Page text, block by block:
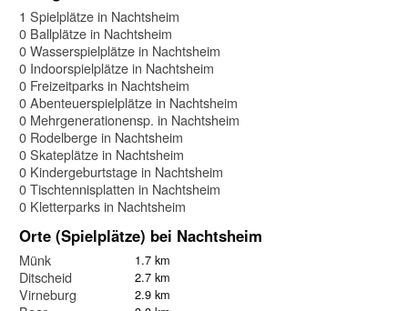
1 Spielplätze in Nachtsheim
0 Ballplätze in Nachtsheim
0 Wasserspielplätze in Nachtsheim
0 Indoorspielplätze in Nachtsheim
0 Freizeitparks in Nachtsheim
0 Abenteuerspielplätze in Nachtsheim
0 Mehrgenerationensp. in Nachtsheim
0 Rodelberge in Nachtsheim
0 Skateplätze in Nachtsheim
0 Kindergeburtstage in Nachtsheim
0 Tischtennisplatten in Nachtsheim
0 Kletterparks in Nachtsheim
Orte (Spielplätze) bei Nachtsheim
Münk 1.7 km
Ditscheid 2.7 km
Virneburg 2.9 km